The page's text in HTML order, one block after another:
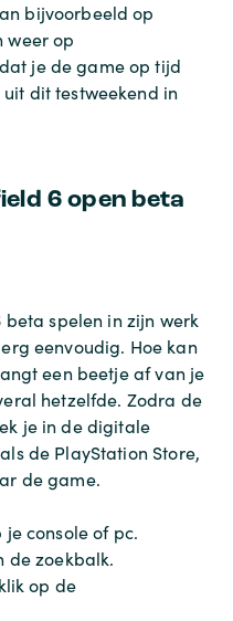
bijvoorbeeld op
weer op
je de game op tijd
dit testweekend in
6 open beta
spelen in zijn werk
eenvoudig. Hoe kan
een beetje af van je
hetzelfde. Zodra de
je in de digitale
de PlayStation Store,
de game.
console of pc.
de zoekbalk.
op de